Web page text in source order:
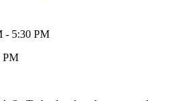
- 5:30 PM
PM